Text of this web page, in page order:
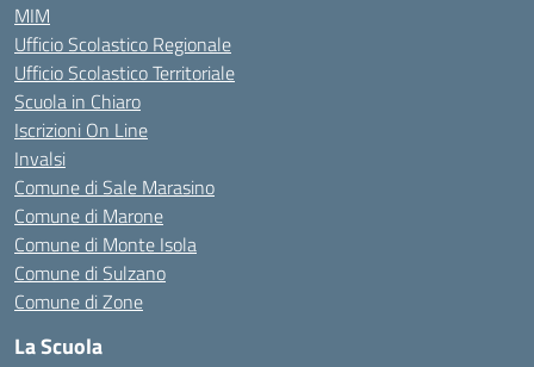
MIM
Ufficio Scolastico Regionale
Ufficio Scolastico Territoriale
Scuola in Chiaro
Iscrizioni On Line
Invalsi
Comune di Sale Marasino
Comune di Marone
Comune di Monte Isola
Comune di Sulzano
Comune di Zone
La Scuola